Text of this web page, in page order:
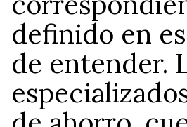
definido en
de entender.